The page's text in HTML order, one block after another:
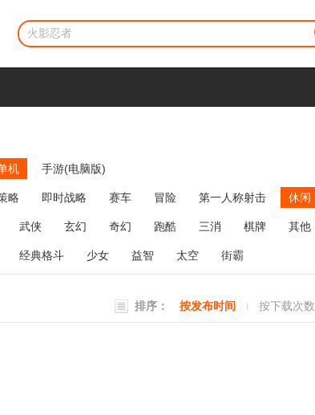
机 手游(电脑版)
略 即时战略 赛车 冒险 第一人称射击 休闲
牌类
麻将 网络游戏 弹幕射击 策略塔防
武侠 玄幻 奇幻 跑酷 三消 棋牌 其他
经典格斗 少女 益智 太空 街霸
排序： 按发布时间 按下载次数